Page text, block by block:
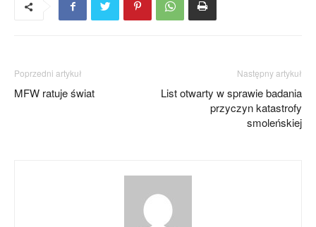
Poprzedni artykuł
MFW ratuje świat
Następny artykuł
List otwarty w sprawie badania
przyczyn katastrofy
smoleńskiej